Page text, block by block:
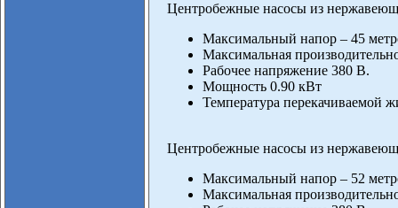
Центробежные насосы из
Максимальный напор – 45
Максимальная
Рабочее напряжение 380 В.
Мощность 0.90 кВт
Температура перекачиваемой
Центробежные насосы из
Максимальный напор – 52
Максимальная